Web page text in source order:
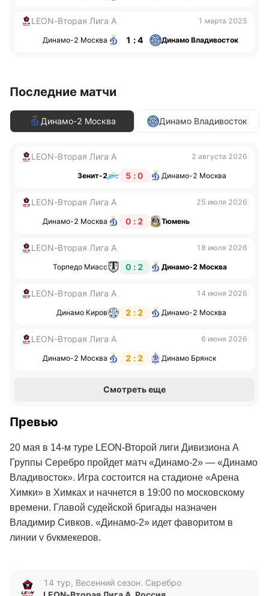
LEON-Вторая Лига А 1 марта 2025
Динамо-2 Москва 1 : 4 Динамо Владивосток
Последние матчи
Динамо-2 Москва Динамо Владивосток
LEON-Вторая Лига А 2 августа 2026
Зенит-2 5 : 0 Динамо-2 Москва
LEON-Вторая Лига А 25 июля 2026
Динамо-2 Москва 0 : 2 Тюмень
LEON-Вторая Лига А 18 июля 2026
Торпедо Миасс 0 : 2 Динамо-2 Москва
LEON-Вторая Лига А 14 июня 2026
Динамо Киров 2 : 2 Динамо-2 Москва
LEON-Вторая Лига А 6 июня 2026
Динамо-2 Москва 2 : 2 Динамо Брянск
Смотреть еще
Превью
20 мая в 14-м туре LEON-Второй лиги Дивизиона А
Группы Серебро пройдет матч «Динамо-2» — «Динамо
Владивосток». Игра состоится на стадионе «Арена
Химки» в Химках и начнется в 19:00 по московскому
времени. Главой судейской бригады назначен
Владимир Сивков. «Динамо-2» идет фаворитом в
линии у букмекеров.
«Динамо-2»находится на седьмой позиции в таблице
14 тур, Весенний сезон. Серебро